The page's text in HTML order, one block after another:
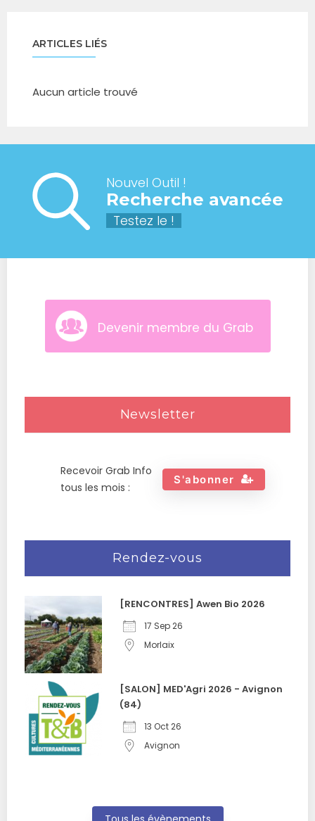
ARTICLES LIÉS
Aucun article trouvé
Nouvel Outil !
Recherche avancée
Testez le !
Devenir membre du Grab
Newsletter
Recevoir Grab Info
tous les mois :
S'abonner
Rendez-vous
[RENCONTRES] Awen Bio 2026
17 Sep 26
Morlaix
[SALON] MED'Agri 2026 - Avignon
(84)
13 Oct 26
Avignon